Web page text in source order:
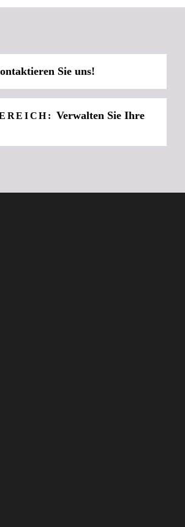
Sie uns!
Verwalten Sie Ihre